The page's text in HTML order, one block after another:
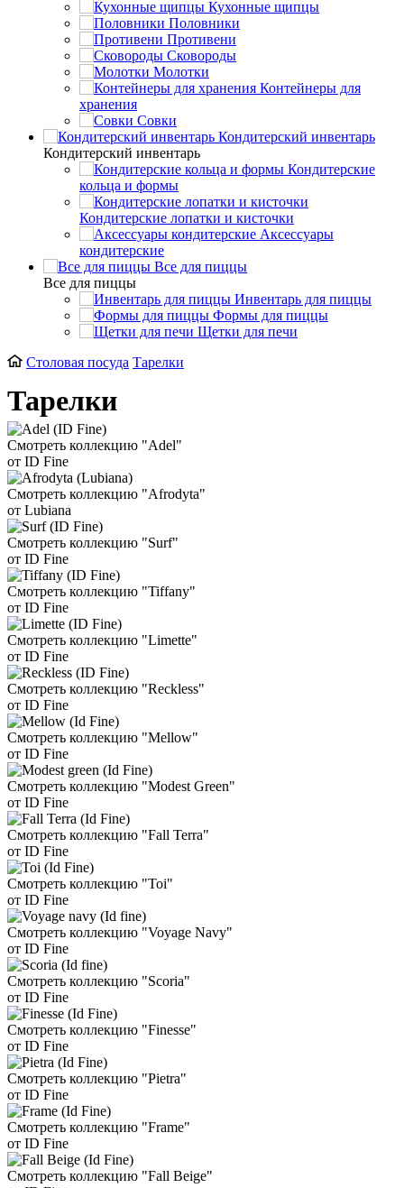
Кухонные щипцы
Половники
Противени
Сковороды
Молотки
Контейнеры для
хранения
Совки
Кондитерский инвентарь
Кондитерский инвентарь
Кондитерские
кольца и формы
Кондитерские лопатки и кисточки
Аксессуары
кондитерские
Все для пиццы
Все для пиццы
Инвентарь для пиццы
Формы для пиццы
Щетки для печи
Столовая посуда Тарелки
Тарелки
Смотреть коллекцию "Adel"
от ID Fine
Смотреть коллекцию "Afrodyta"
от Lubiana
Смотреть коллекцию "Surf"
от ID Fine
Смотреть коллекцию "Tiffany"
от ID Fine
Смотреть коллекцию "Limette"
от ID Fine
Смотреть коллекцию "Reckless"
от ID Fine
Смотреть коллекцию "Mellow"
от ID Fine
Смотреть коллекцию "Modest Green"
от ID Fine
Смотреть коллекцию "Fall Terra"
от ID Fine
Смотреть коллекцию "Toi"
от ID Fine
Смотреть коллекцию "Voyage Navy"
от ID Fine
Смотреть коллекцию "Scoria"
от ID Fine
Смотреть коллекцию "Finesse"
от ID Fine
Смотреть коллекцию "Pietra"
от ID Fine
Смотреть коллекцию "Frame"
от ID Fine
Смотреть коллекцию "Fall Beige"